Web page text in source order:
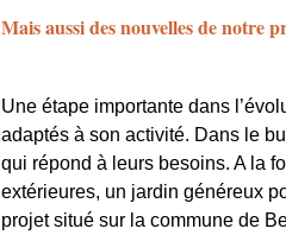
Mais aussi des nouvelles de notre
Une étape importante dans
adaptés à son activité. Dans le
qui répond à leurs besoins. A la
extérieures, un jardin généreux
projet situé sur la commune de